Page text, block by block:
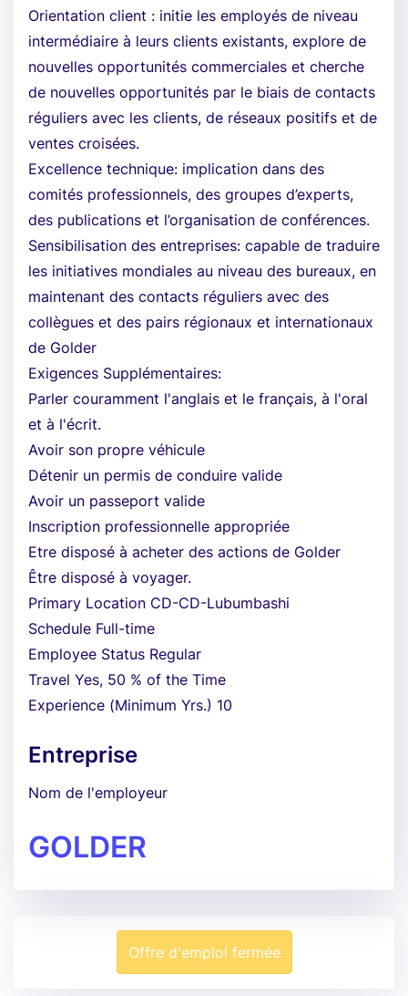
Orientation client : initie les employés de niveau
intermédiaire à leurs clients existants, explore de
nouvelles opportunités commerciales et cherche
de nouvelles opportunités par le biais de contacts
réguliers avec les clients, de réseaux positifs et de
ventes croisées.
Excellence technique: implication dans des
comités professionnels, des groupes d’experts,
des publications et l’organisation de conférences.
Sensibilisation des entreprises: capable de traduire
les initiatives mondiales au niveau des bureaux, en
maintenant des contacts réguliers avec des
collègues et des pairs régionaux et internationaux
de Golder
Exigences Supplémentaires:
Parler couramment l'anglais et le français, à l'oral
et à l'écrit.
Avoir son propre véhicule
Détenir un permis de conduire valide
Avoir un passeport valide
Inscription professionnelle appropriée
Etre disposé à acheter des actions de Golder
Être disposé à voyager.
Primary Location CD-CD-Lubumbashi
Schedule Full-time
Employee Status Regular
Travel Yes, 50 % of the Time
Experience (Minimum Yrs.) 10
Entreprise
Nom de l'employeur
GOLDER
Offre d'emploi fermée